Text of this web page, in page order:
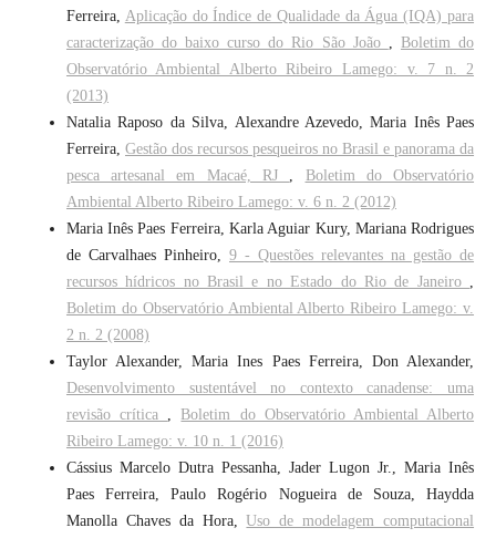
Ferreira, Aplicação do Índice de Qualidade da Água (IQA) para
caracterização do baixo curso do Rio São João , Boletim do
Observatório Ambiental Alberto Ribeiro Lamego: v. 7 n. 2
(2013)
Natalia Raposo da Silva, Alexandre Azevedo, Maria Inês Paes
Ferreira, Gestão dos recursos pesqueiros no Brasil e panorama da
pesca artesanal em Macaé, RJ , Boletim do Observatório
Ambiental Alberto Ribeiro Lamego: v. 6 n. 2 (2012)
Maria Inês Paes Ferreira, Karla Aguiar Kury, Mariana Rodrigues
de Carvalhaes Pinheiro, 9 - Questões relevantes na gestão de
recursos hídricos no Brasil e no Estado do Rio de Janeiro ,
Boletim do Observatório Ambiental Alberto Ribeiro Lamego: v.
2 n. 2 (2008)
Taylor Alexander, Maria Ines Paes Ferreira, Don Alexander,
Desenvolvimento sustentável no contexto canadense: uma
revisão crítica , Boletim do Observatório Ambiental Alberto
Ribeiro Lamego: v. 10 n. 1 (2016)
Cássius Marcelo Dutra Pessanha, Jader Lugon Jr., Maria Inês
Paes Ferreira, Paulo Rogério Nogueira de Souza, Haydda
Manolla Chaves da Hora,Uso de modelagem computacional